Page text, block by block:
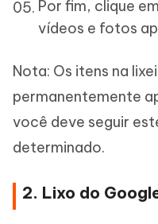
Por fim, clique
vídeos e fotos
Nota: Os itens na
permanentemente
você deve seguir
determinado.
2. Lixo do